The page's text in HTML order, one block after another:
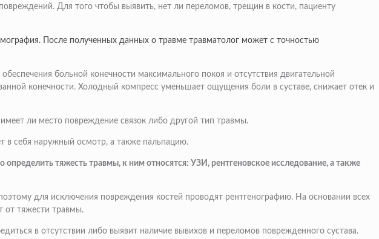
Для того чтобы выявить, нет ли переломов, трещин в кости, пациенту
После полученных данных о травме травматолог может с точностью
больной конечности максимального покоя и отсутствия двигательной
конечности. Холодный компресс уменьшает ощущения боли в суставе, снижает отек и
ли место повреждение связок либо другой тип травмы.
в себя наружный осмотр, а также пальпацию.
тяжесть травмы, к ним относятся: УЗИ, рентгеновское исследование, а также
для исключения повреждения костей проводят рентгенографию. На основании всех
от тяжести травмы.
в отсутствии либо выявит наличие вывихов и переломов поврежденного сустава.